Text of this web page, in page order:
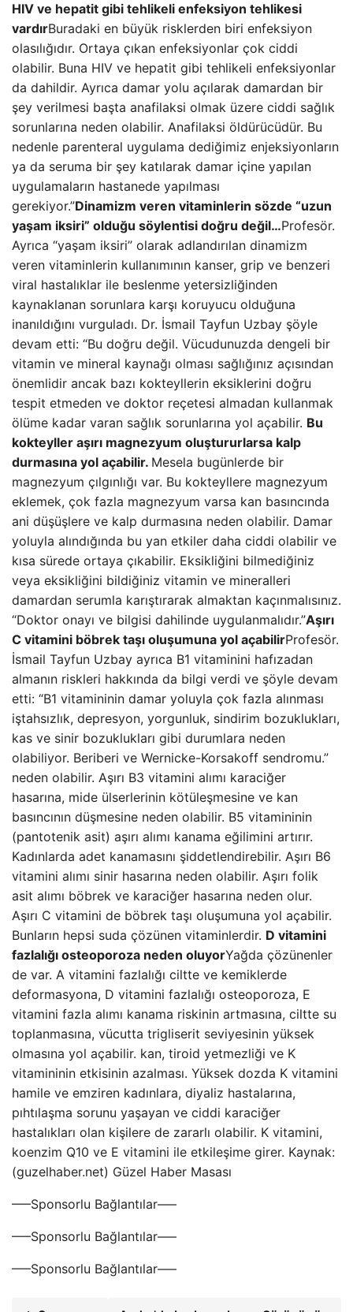
HIV ve hepatit gibi tehlikeli enfeksiyon tehlikesi
vardırBuradaki en büyük risklerden biri enfeksiyon
olasılığıdır. Ortaya çıkan enfeksiyonlar çok ciddi
olabilir. Buna HIV ve hepatit gibi tehlikeli enfeksiyonlar
da dahildir. Ayrıca damar yolu açılarak damardan bir
şey verilmesi başta anafilaksi olmak üzere ciddi sağlık
sorunlarına neden olabilir. Anafilaksi öldürücüdür. Bu
nedenle parenteral uygulama dediğimiz enjeksiyonların
ya da seruma bir şey katılarak damar içine yapılan
uygulamaların hastanede yapılması
gerekiyor.”Dinamizm veren vitaminlerin sözde “uzun
yaşam iksiri” olduğu söylentisi doğru değil…Profesör.
Ayrıca “yaşam iksiri” olarak adlandırılan dinamizm
veren vitaminlerin kullanımının kanser, grip ve benzeri
viral hastalıklar ile beslenme yetersizliğinden
kaynaklanan sorunlara karşı koruyucu olduğuna
inanıldığını vurguladı. Dr. İsmail Tayfun Uzbay şöyle
devam etti: “Bu doğru değil. Vücudunuzda dengeli bir
vitamin ve mineral kaynağı olması sağlığınız açısından
önemlidir ancak bazı kokteyllerin eksiklerini doğru
tespit etmeden ve doktor reçetesi almadan kullanmak
ölüme kadar varan sağlık sorunlarına yol açabilir. Bu
kokteyller aşırı magnezyum oluştururlarsa kalp
durmasına yol açabilir. Mesela bugünlerde bir
magnezyum çılgınlığı var. Bu kokteyllere magnezyum
eklemek, çok fazla magnezyum varsa kan basıncında
ani düşüşlere ve kalp durmasına neden olabilir. Damar
yoluyla alındığında bu yan etkiler daha ciddi olabilir ve
kısa sürede ortaya çıkabilir. Eksikliğini bilmediğiniz
veya eksikliğini bildiğiniz vitamin ve mineralleri
damardan serumla karıştırarak almaktan kaçınmalısınız.
“Doktor onayı ve bilgisi dahilinde uygulanmalıdır.”Aşırı
C vitamini böbrek taşı oluşumuna yol açabilirProfesör.
İsmail Tayfun Uzbay ayrıca B1 vitaminini hafızadan
almanın riskleri hakkında da bilgi verdi ve şöyle devam
etti: “B1 vitamininin damar yoluyla çok fazla alınması
iştahsızlık, depresyon, yorgunluk, sindirim bozuklukları,
kas ve sinir bozuklukları gibi durumlara neden
olabiliyor. Beriberi ve Wernicke-Korsakoff sendromu.”
neden olabilir. Aşırı B3 vitamini alımı karaciğer
hasarına, mide ülserlerinin kötüleşmesine ve kan
basıncının düşmesine neden olabilir. B5 vitamininin
(pantotenik asit) aşırı alımı kanama eğilimini artırır.
Kadınlarda adet kanamasını şiddetlendirebilir. Aşırı B6
vitamini alımı sinir hasarına neden olabilir. Aşırı folik
asit alımı böbrek ve karaciğer hasarına neden olur.
Aşırı C vitamini de böbrek taşı oluşumuna yol açabilir.
Bunların hepsi suda çözünen vitaminlerdir. D vitamini
fazlalığı osteoporoza neden oluyorYağda çözünenler
de var. A vitamini fazlalığı ciltte ve kemiklerde
deformasyona, D vitamini fazlalığı osteoporoza, E
vitamini fazla alımı kanama riskinin artmasına, ciltte su
toplanmasına, vücutta trigliserit seviyesinin yüksek
olmasına yol açabilir. kan, tiroid yetmezliği ve K
vitamininin etkisinin azalması. Yüksek dozda K vitamini
hamile ve emziren kadınlara, diyaliz hastalarına,
pıhtılaşma sorunu yaşayan ve ciddi karaciğer
hastalıkları olan kişilere de zararlı olabilir. K vitamini,
koenzim Q10 ve E vitamini ile etkileşime girer. Kaynak:
(guzelhaber.net) Güzel Haber Masası
—–Sponsorlu Bağlantılar—–
—–Sponsorlu Bağlantılar—–
—–Sponsorlu Bağlantılar—–